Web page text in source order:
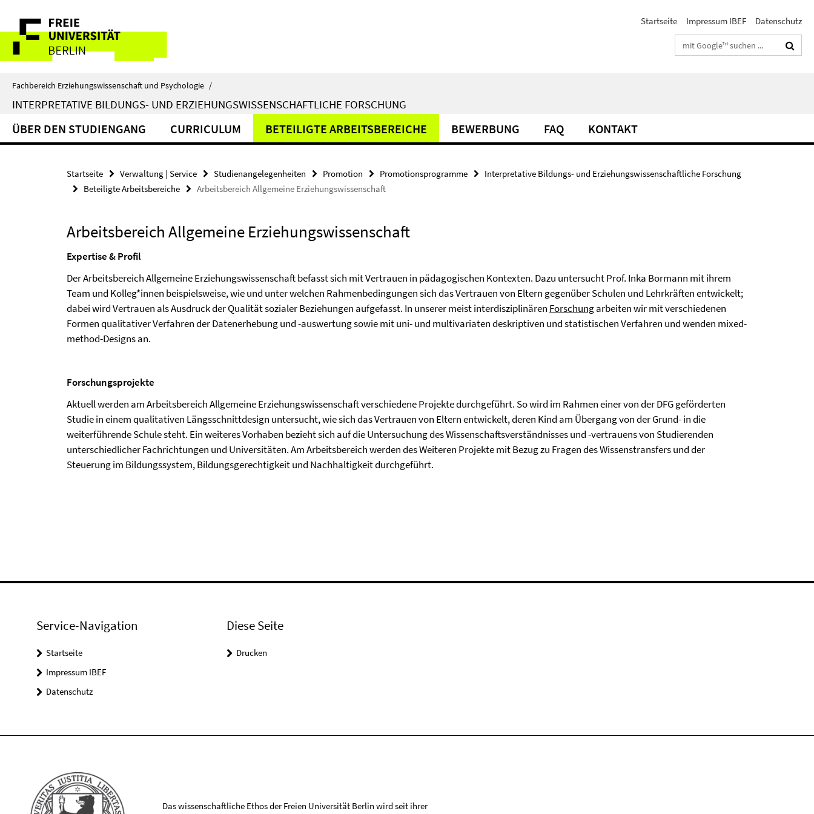
direkt
Inhalt
Service-
Navigation
Startseite Impressum IBEF
Datenschutz
Suchbegriffe
Fachbereich Erziehungswissenschaft und Psychologie /
INTERPRETATIVE BILDUNGS- UND ERZIEHUNGSWISSENSCHAFTLICHE FORSCHUNG
ÜBER DEN STUDIENGANG CURRICULUM BETEILIGTE ARBEITSBEREICHE BEWERBUNG FAQ KONTAKT
Startseite Verwaltung | Service Studienangelegenheiten Promotion Promotionsprogramme
Interpretative Bildungs- und Erziehungswissenschaftliche Forschung
Beteiligte Arbeitsbereiche
Arbeitsbereich Allgemeine Erziehungswissenschaft
Arbeitsbereich Allgemeine Erziehungswissenschaft
Expertise & Profil
Der Arbeitsbereich Allgemeine Erziehungswissenschaft befasst sich mit Vertrauen in pädagogischen Kontexten. Dazu untersucht Prof. Inka Bormann mit ihrem
Team und Kolleg*innen beispielsweise, wie und unter welchen Rahmenbedingungen sich das Vertrauen von Eltern gegenüber Schulen und Lehrkräften entwickelt;
dabei wird Vertrauen als Ausdruck der Qualität sozialer Beziehungen aufgefasst. In unserer meist interdisziplinären Forschungarbeiten wir mit verschiedenen
Formen qualitativer Verfahren der Datenerhebung und -auswertung sowie mit uni- und multivariaten deskriptiven und statistischen Verfahren und wenden mixed-
method-Designs an.
Forschungsprojekte
Aktuell werden am Arbeitsbereich Allgemeine Erziehungswissenschaft verschiedene Projekte durchgeführt. So wird im Rahmen einer von der DFG geförderten
Studie in einem qualitativen Längsschnittdesign untersucht, wie sich das Vertrauen von Eltern entwickelt, deren Kind am Übergang von der Grund- in die
weiterführende Schule steht. Ein weiteres Vorhaben bezieht sich auf die Untersuchung des Wissenschaftsverständnisses und -vertrauens von Studierenden
unterschiedlicher Fachrichtungen und Universitäten. Am Arbeitsbereich werden des Weiteren Projekte mit Bezug zu Fragen des Wissenstransfers und der
Steuerung im Bildungssystem, Bildungsgerechtigkeit und Nachhaltigkeit durchgeführt.
Service-Navigation
Startseite
Impressum IBEF
Datenschutz
Diese Seite
Drucken
Das wissenschaftliche Ethos der Freien Universität Berlin wird seit ihrer